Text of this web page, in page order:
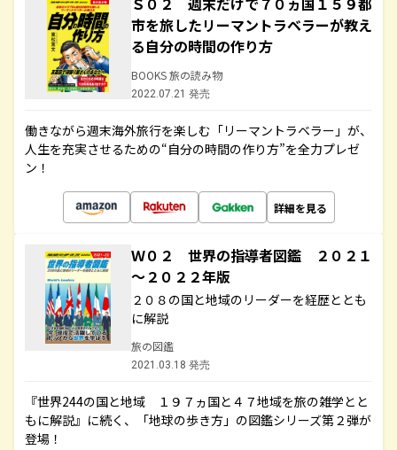
市を旅したリーマントラベラーが教え
る自分の時間の作り方
BOOKS 旅の読み物
2022.07.21 発売
働きながら週末海外旅行を楽しむ「リーマントラベラー」が、
人生を充実させるための“自分の時間の作り方”を全力プレゼ
ン！
詳細を見る
Ｗ０２ 世界の指導者図鑑 ２０２１
～２０２２年版
２０８の国と地域のリーダーを経歴ととも
に解説
旅の図鑑
2021.03.18 発売
『世界244の国と地域 １９７ヵ国と４７地域を旅の雑学とと
もに解説』に続く、「地球の歩き方」の図鑑シリーズ第２弾が
登場！